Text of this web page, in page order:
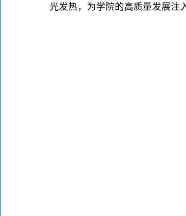
光发热，为学院的高质量发展注